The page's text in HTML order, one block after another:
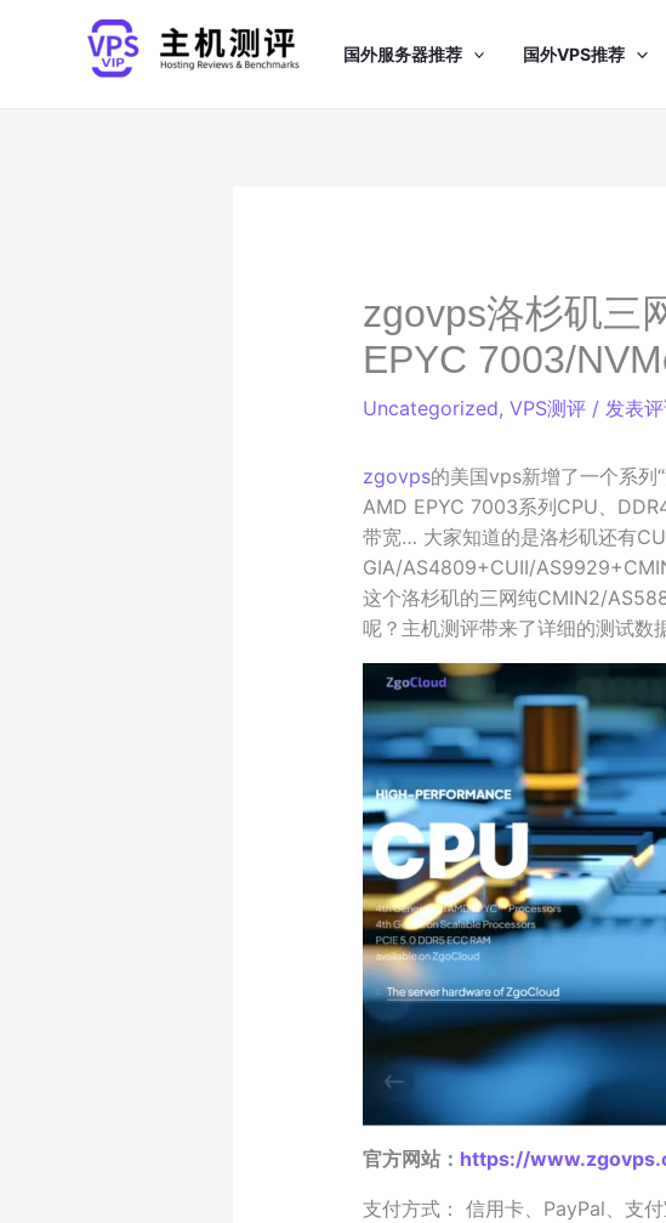
国外服务器推荐 国外VPS推荐
zgovps洛杉矶三
EPYC 7003/
Uncategorized, VPS测评/ 发表
zgovps的美国vps新增了一个系列
AMD EPYC 7003系列CPU、
带宽… 大家知道的是洛杉矶还有
GIA/AS4809+CUII/
这个洛杉矶的三网纯CMIN2/
呢？主机测评带来了详细的测试数
官方网站： https://
支付方式： 信用卡、PayPal、支